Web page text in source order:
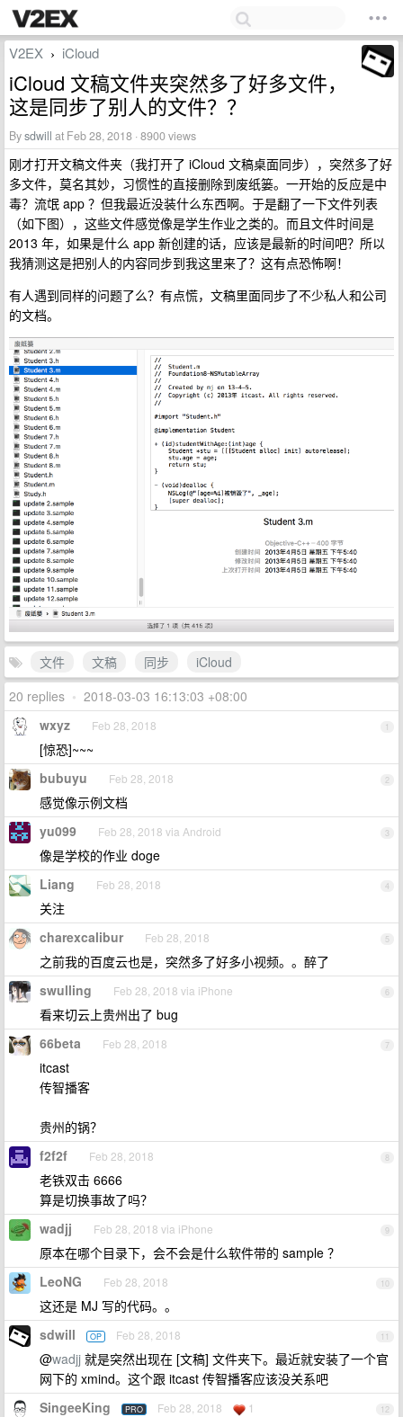
V2EX › iCloud
iCloud 文稿文件夹突然多了好多文件，
这是同步了别人的文件？？
Bysdwill at Feb 28, 2018 · 8900 views
刚才打开文稿文件夹（我打开了 iCloud 文稿桌面同步），突然多了好
多文件，莫名其妙，习惯性的直接删除到废纸篓。一开始的反应是中
毒？流氓 app ？但我最近没装什么东西啊。于是翻了一下文件列表
（如下图），这些文件感觉像是学生作业之类的。而且文件时间是
2013 年，如果是什么 app 新创建的话，应该是最新的时间吧？所以
我猜测这是把别人的内容同步到我这里来了？这有点恐怖啊！
有人遇到同样的问题了么？有点慌，文稿里面同步了不少私人和公司
的文档。
文件 文稿 同步
iCloud
20 replies • 2018-03-03 16:13:03 +08:00
1
wxyz Feb 28, 2018
[惊恐]~~~
2
bubuyu Feb 28, 2018
感觉像示例文档
3
yu099 Feb 28, 2018 via Android
像是学校的作业 doge
4
Liang Feb 28, 2018
关注
5
charexcalibur Feb 28, 2018
之前我的百度云也是，突然多了好多小视频。。醉了
6
swulling Feb 28, 2018 via iPhone
看来切云上贵州出了 bug
7
66beta Feb 28, 2018
itcast
传智播客
贵州的锅？
8
f2f2f Feb 28, 2018
老铁双击 6666
算是切换事故了吗？
9
wadjj Feb 28, 2018 via iPhone
原本在哪个目录下，会不会是什么软件带的 sample ？
10
LeoNG Feb 28, 2018
这还是 MJ 写的代码。。
11
sdwill OP Feb 28, 2018
@wadjj 就是突然出现在 [文稿] 文件夹下。最近就安装了一个官
网下的 xmind。这个跟 itcast 传智播客应该没关系吧
12
SingeeKing PRO Feb 28, 2018 1